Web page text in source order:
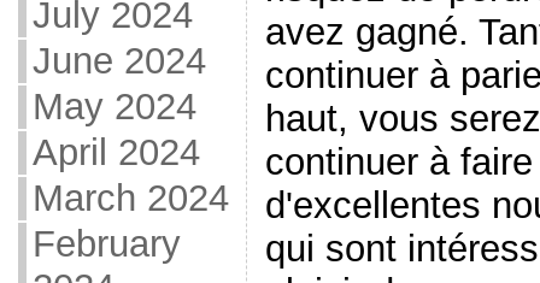
July 2024
June 2024
May 2024
April 2024
March 2024
February
avez gagné.
continuer à
haut, vous
continuer à
d'excellentes
qui sont